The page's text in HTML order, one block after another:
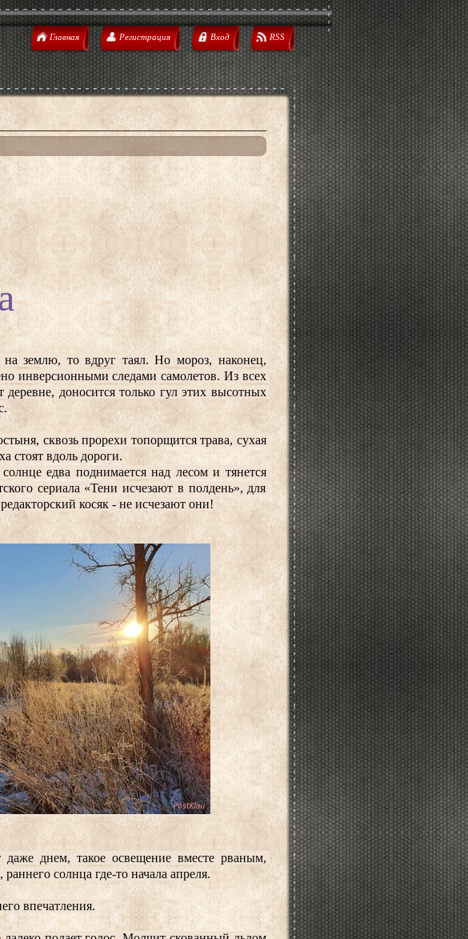
Главная Регистрация Вход RSS
землю, то вдруг таял. Но мороз, наконец,
инверсионными следами самолетов. Из всех
доносится только гул этих высотных
сквозь прорехи топорщится трава, сухая
стоят вдоль дороги.
едва поднимается над лесом и тянется
сериала «Тени исчезают в полдень», для
косяк - не исчезают они!
днем, такое освещение вместе рваным,
солнца где-то начала апреля.
впечатления.